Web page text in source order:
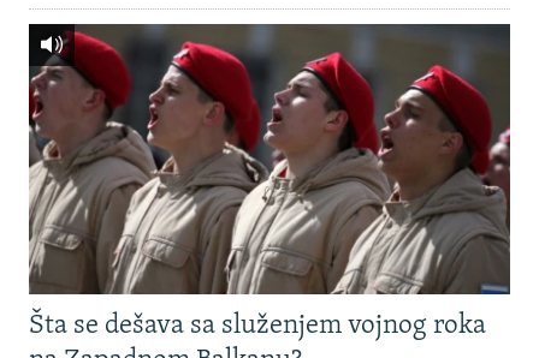
Šta se dešava sa služenjem vojnog roka